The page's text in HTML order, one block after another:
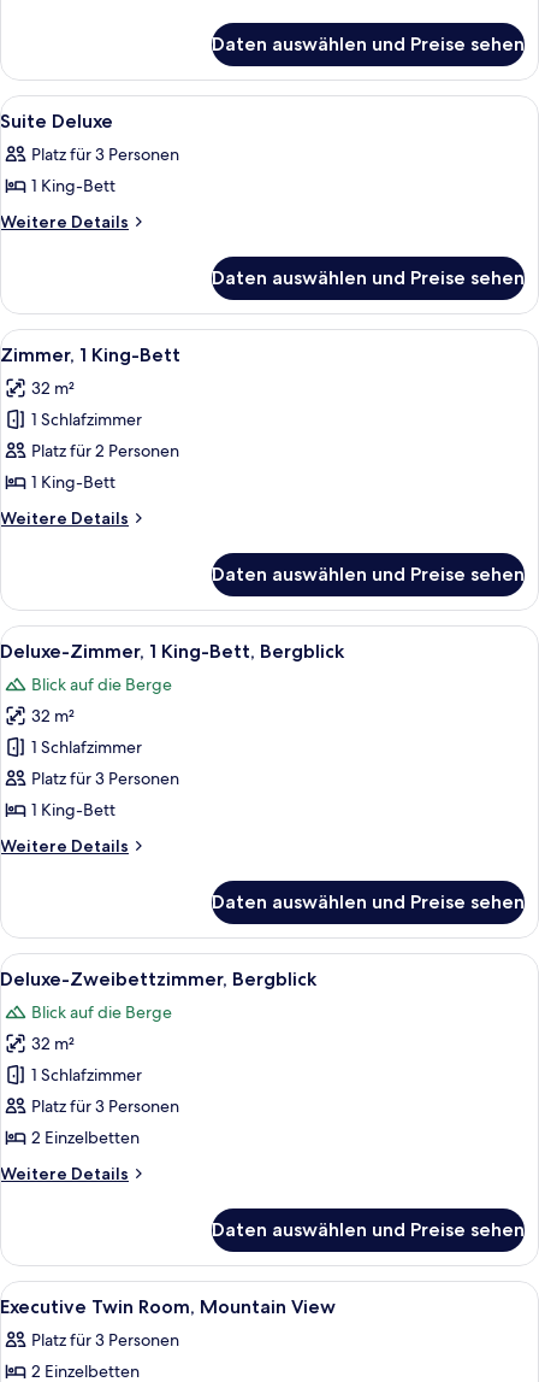
Mountain
view
anzeigen
King
room
-
view
Daten auswählen und Preise sehen
Alle
Fotos
für
Suite
Deluxe
Allergikerbettwaren,
3
Suite Deluxe
Platz für 3 Personen
1 King-Bett
Weitere Details
Weitere
Deluxe
Daten auswählen und Preise sehen
Alle
Fotos
für
Zimmer,
1 King-
Bett
anzeigen
Ein Hotelzimmer mit einem großen
9
Zimmer, 1 King-Bett
32 m²
1 Schlafzimmer
Platz für 2 Personen
1 King-Bett
Weitere Details
Weitere
1 King-
Bett
Daten auswählen und Preise sehen
Alle
Fotos
für
Deluxe-
Zimmer,
1 King-
Bett,
anzeigen
Ein Hotelzimmer mit einem Bett,
7
Deluxe-Zimmer, 1 King-Bett, Bergblick
Blick auf die Berge
32 m²
1 Schlafzimmer
Platz für 3 Personen
1 King-Bett
Weitere Details
Weitere
Zimmer,
1 King-
Bett,
Daten auswählen und Preise sehen
Alle
Fotos
für
Deluxe-
Zweibettzimmer,
Bergblick
anzeigen
Ein Hotelzimmer mit zwei Betten,
7
Deluxe-Zweibettzimmer, Bergblick
Blick auf die Berge
32 m²
1 Schlafzimmer
Platz für 3 Personen
2 Einzelbetten
Weitere Details
Weitere
Zweibettzimmer,
Bergblick
Daten auswählen und Preise sehen
Alle
Fotos
für
Executive
Allergikerbettwaren,
6
Executive Twin Room, Mountain View
Platz für 3 Personen
2 Einzelbetten